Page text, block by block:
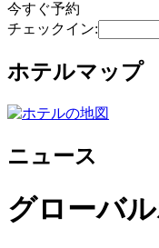
今すぐ予約
チェックイン:
ホテルマップ
ニュース
グローバ